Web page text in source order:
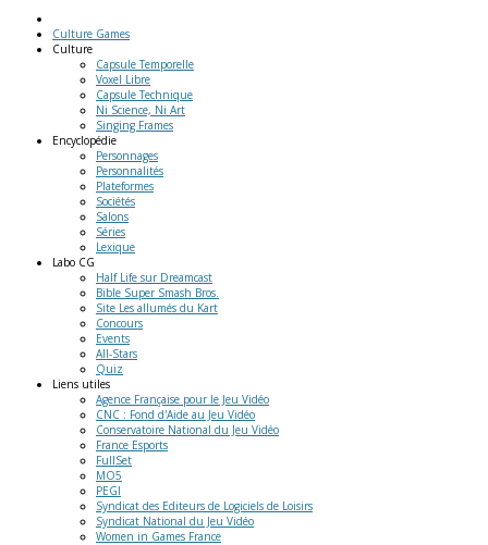
Culture Games
Culture
Capsule Temporelle
Voxel Libre
Capsule Technique
Ni Science, Ni Art
Singing Frames
Encyclopédie
Personnages
Personnalités
Plateformes
Sociétés
Salons
Séries
Lexique
Labo CG
Half Life sur Dreamcast
Bible Super Smash Bros.
Site Les allumés du Kart
Concours
Events
All-Stars
Quiz
Liens utiles
Agence Française pour le Jeu Vidéo
CNC : Fond d'Aide au Jeu Vidéo
Conservatoire National du Jeu Vidéo
France Esports
FullSet
MO5
PEGI
Syndicat des Editeurs de Logiciels de Loisirs
Syndicat National du Jeu Vidéo
Women in Games France